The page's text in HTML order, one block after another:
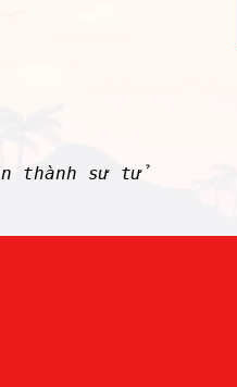
thành sư tử